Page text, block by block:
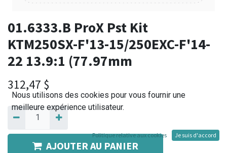
01.6333.B ProX Pst Kit
KTM250SX-F'13-15/250EXC-F'14-
22 13.9:1 (77.97mm
312,47 $
AJOUTER AU PANIER
Nous utilisons des cookies pour vous fournir une
meilleure expérience utilisateur.
Politique relative aux cookies Je suis d'accord